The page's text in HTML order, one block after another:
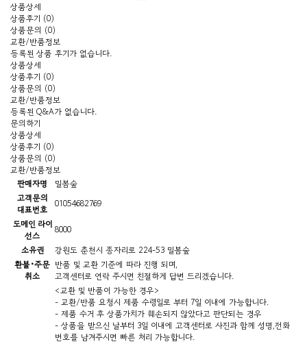
상품상세
상품후기 (0)
상품문의 (0)
교환/반품정보
등록된 상품 후기가 없습니다.
상품상세
상품후기 (0)
상품문의 (0)
교환/반품정보
등록된 Q&A가 없습니다.
문의하기
상품상세
상품후기 (0)
상품문의 (0)
교환/반품정보
판매자명
밀봄숲
고객문의
대표번호
01054682769
도메인 라이
선스
8000
소유권
강원도 춘천시 종자리로 224-53 밀봄숲
환불•주문
취소
반품 및 교환 기준에 따라 진행 되며,
고객센터로 연락 주시면 친절하게 답변 드리겠습니다.
<교환 및 반품이 가능한 경우>
- 교환/반품 요청시 제품 수령일로 부터 7일 이내에 가능합니다.
- 제품 수거 후 상품가치가 훼손되지 않았다고 판단되는 경우
- 상품을 받으신 날부터 3일 이내에 고객센터로 사진과 함께 성명,전화
번호를 남겨주시면 빠른 처리 가능합니다.